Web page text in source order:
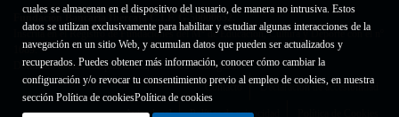
cuales se almacenan en el dispositivo del usuario, de manera no intrusiva. Estos
datos se utilizan exclusivamente para habilitar y estudiar algunas interacciones de la
navegación en un sitio Web, y acumulan datos que pueden ser actualizados y
recuperados. Puedes obtener más información, conocer cómo cambiar la
configuración y/o revocar tu consentimiento previo al empleo de cookies, en nuestra
sección Política de cookiesPolítica de cookies
Fundación Bancaria Ibercaja C.I.F. G-50000652.
Inscrita en el Registro de Fundaciones del Mº de Educación, Cultura y Deporte con el nº
1689.
Domicilio social: Joaquín Costa, 13. 50001 Zaragoza.
Contacto
Declaración de accesibilidad
Aviso legal Política de privacidad